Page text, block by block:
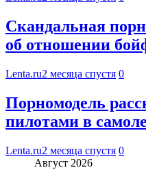
Скандальная
об отношении
Lenta.ru2 месяца спустя 0
Порномодель
пилотами в
Lenta.ru2 месяца спустя 0
Август 2026